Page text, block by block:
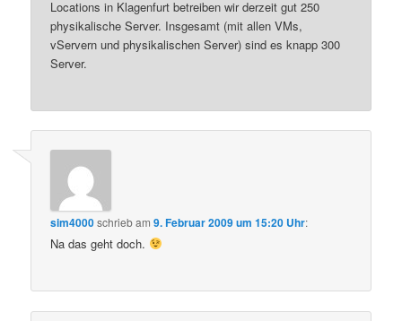
Locations in Klagenfurt betreiben wir derzeit gut 250
physikalische Server. Insgesamt (mit allen VMs,
vServern und physikalischen Server) sind es knapp 300
Server.
sim4000schriebam9. Februar 2009 um 15:20 Uhr:
Na das geht doch.